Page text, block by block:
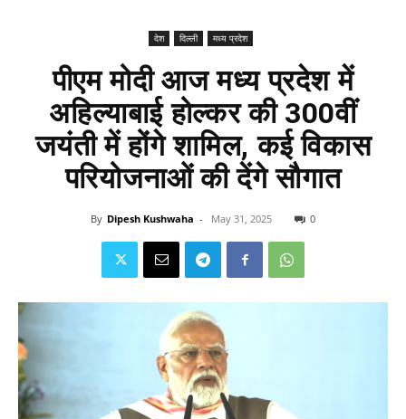
देश दिल्ली मध्य प्रदेश
पीएम मोदी आज मध्य प्रदेश में
अहिल्याबाई होल्कर की 300वीं
जयंती में होंगे शामिल, कई विकास
परियोजनाओं की देंगे सौगात
By Dipesh Kushwaha - May 31, 2025 0